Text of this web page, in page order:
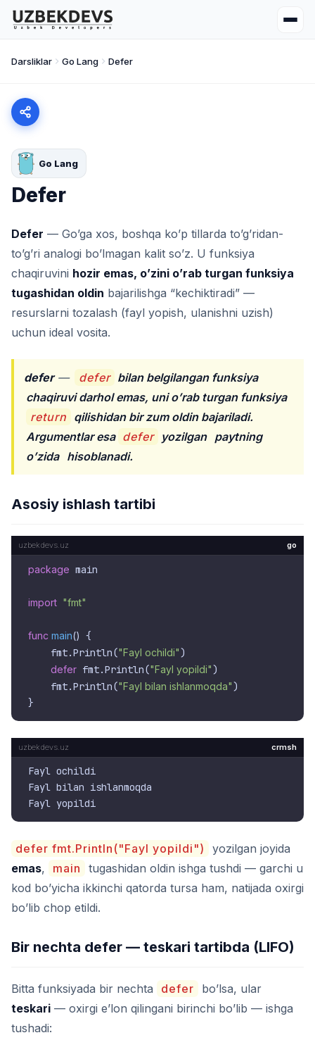
Darsliklar Go Lang Defer
Go Lang
Defer
Defer — Go’ga xos, boshqa ko’p tillarda to’g’ridan-
to’g’ri analogi bo’lmagan kalit so’z. U funksiya
chaqiruvini hozir emas, o’zini o’rab turgan funksiya
tugashidan oldin bajarilishga “kechiktiradi” —
resurslarni tozalash (fayl yopish, ulanishni uzish)
uchun ideal vosita.
defer— defer bilan belgilangan funksiya
chaqiruvi darhol emas, uni o’rab turgan funksiya
return qilishidan bir zum oldin bajariladi.
Argumentlar esa defer yozilgan paytning
o’zida hisoblanadi.
Asosiy ishlash tartibi
go
package main
import "fmt"
func main() {
    fmt.Println(
"Fayl ochildi")
defer fmt.Println("Fayl yopildi")
    fmt.Println(
"Fayl bilan ishlanmoqda")
crmsh
Fayl ochildi
Fayl bilan ishlanmoqda
defer fmt.Println("Fayl yopildi")
yozilgan joyida
emas, main
tugashidan oldin ishga tushdi — garchi u
kod bo’yicha ikkinchi qatorda tursa ham, natijada oxirgi
bo’lib chop etildi.
Bir nechta defer — teskari tartibda (LIFO)
Bitta funksiyada bir nechta defer
bo’lsa, ular
teskari — oxirgi e’lon qilingani birinchi bo’lib — ishga
tushadi: